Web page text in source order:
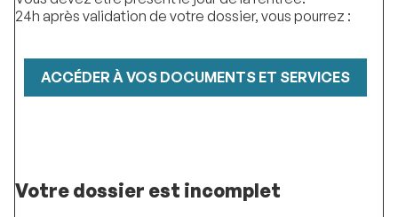
24h après validation de votre dossier, vous pourrez :
ACCÉDER À VOS DOCUMENTS ET SERVICES
Votre dossier est incomplet